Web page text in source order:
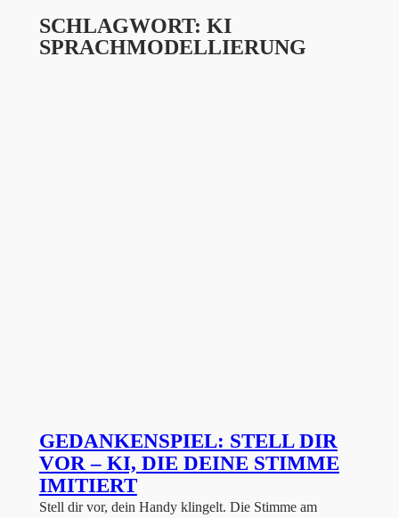
SCHLAGWORT: KI
SPRACHMODELLIERUNG
GEDANKENSPIEL: STELL DIR
VOR – KI, DIE DEINE STIMME
IMITIERT
Stell dir vor, dein Handy klingelt. Die Stimme am